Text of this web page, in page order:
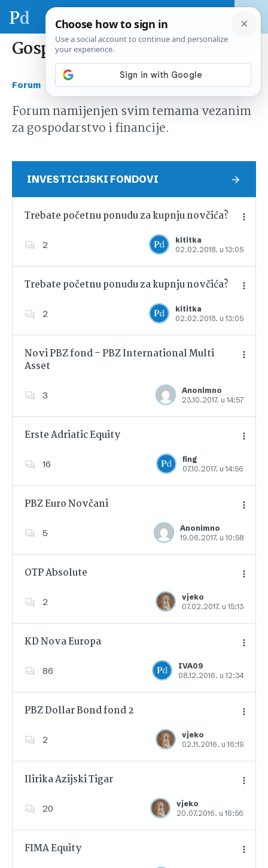
Gospodarstvo i financije
Forum Gospodarstvo i financije
Forum namijenjen svim temama vezanim
za gospodarstvo i financije.
INVESTICIJSKI FONDOVI
Trebate početnu ponudu za kupnju novčića?
2
kititka
02.02.2018. u 13:05
Dodajte u favorite
Trebate početnu ponudu za kupnju novčića?
2
kititka
02.02.2018. u 13:05
Dodajte u favorite
Novi PBZ fond – PBZ International Multi
Asset
3
Anonimno
23.10.2017. u 14:57
Dodajte u favorite
Erste Adriatic Equity
16
fing
07.10.2017. u 14:56
Dodajte u favorite
PBZ Euro Novčani
5
Anonimno
19.06.2017. u 10:58
Dodajte u favorite
OTP Absolute
2
vjeko
07.02.2017. u 15:13
Dodajte u favorite
KD Nova Europa
86
IVA09
08.12.2016. u 12:34
Dodajte u favorite
PBZ Dollar Bond fond 2
2
vjeko
02.11.2016. u 16:19
Dodajte u favorite
Ilirika Azijski Tigar
20
vjeko
20.07.2016. u 16:56
Dodajte u favorite
FIMA Equity